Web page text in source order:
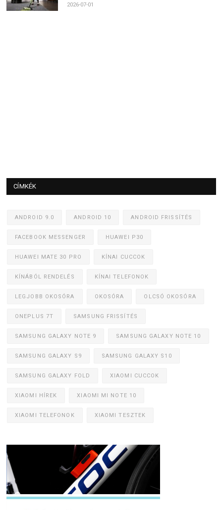
2026-07-01
CÍMKÉK
ANDROID 9.0 ANDROID 10 ANDROID FRISSÍTÉS
FACEBOOK MESSENGER HUAWEI P30
HUAWEI MATE 30 PRO KÍNAI CUCCOK
KÍNÁBÓL RENDELÉS KÍNAI TELEFONOK
LEGJOBB OKOSÓRA OKOSÓRA OLCSÓ OKOSÓRA
ONEPLUS 7T SAMSUNG FRISSÍTÉS
SAMSUNG GALAXY NOTE 9 SAMSUNG GALAXY NOTE 10
SAMSUNG GALAXY S9 SAMSUNG GALAXY S10
SAMSUNG GALAXY FOLD XIAOMI CUCCOK
XIAOMI HÍREK XIAOMI MI NOTE 10
XIAOMI TELEFONOK XIAOMI TESZTEK